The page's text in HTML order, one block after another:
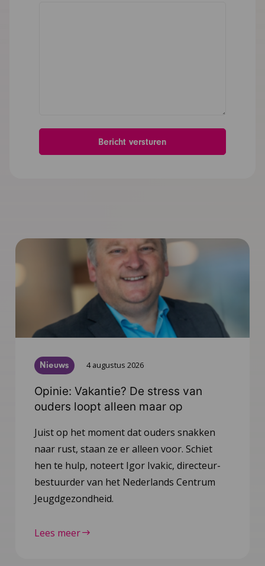
Nieuws 4 augustus 2026
Opinie: Vakantie? De stress van
ouders loopt alleen maar op
Juist op het moment dat ouders snakken
naar rust, staan ze er alleen voor. Schiet
hen te hulp, noteert Igor Ivakic, directeur-
bestuurder van het Nederlands Centrum
Jeugdgezondheid.
Lees meer